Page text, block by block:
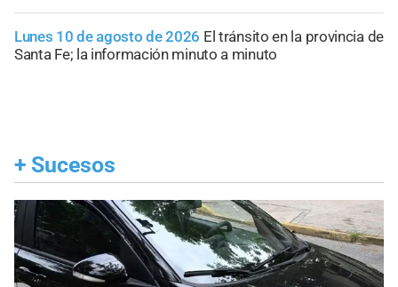
Lunes 10 de agosto de 2026 El tránsito en la provincia de
Santa Fe; la información minuto a minuto
+ Sucesos